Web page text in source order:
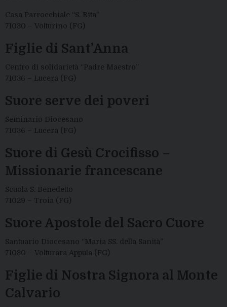
Casa Parrocchiale “S. Rita”
71030 – Volturino (FG)
Figlie di Sant’Anna
Centro di solidarietà “Padre Maestro”
71036 – Lucera (FG)
Suore serve dei poveri
Seminario Diocesano
71036 – Lucera (FG)
Suore di Gesù Crocifisso –
Missionarie francescane
Scuola S. Benedetto
71029 – Troia (FG)
Suore Apostole del Sacro Cuore
Santuario Diocesano “Maria SS. della Sanità”
71030 – Volturara Appula (FG)
Figlie di Nostra Signora al Monte
Calvario